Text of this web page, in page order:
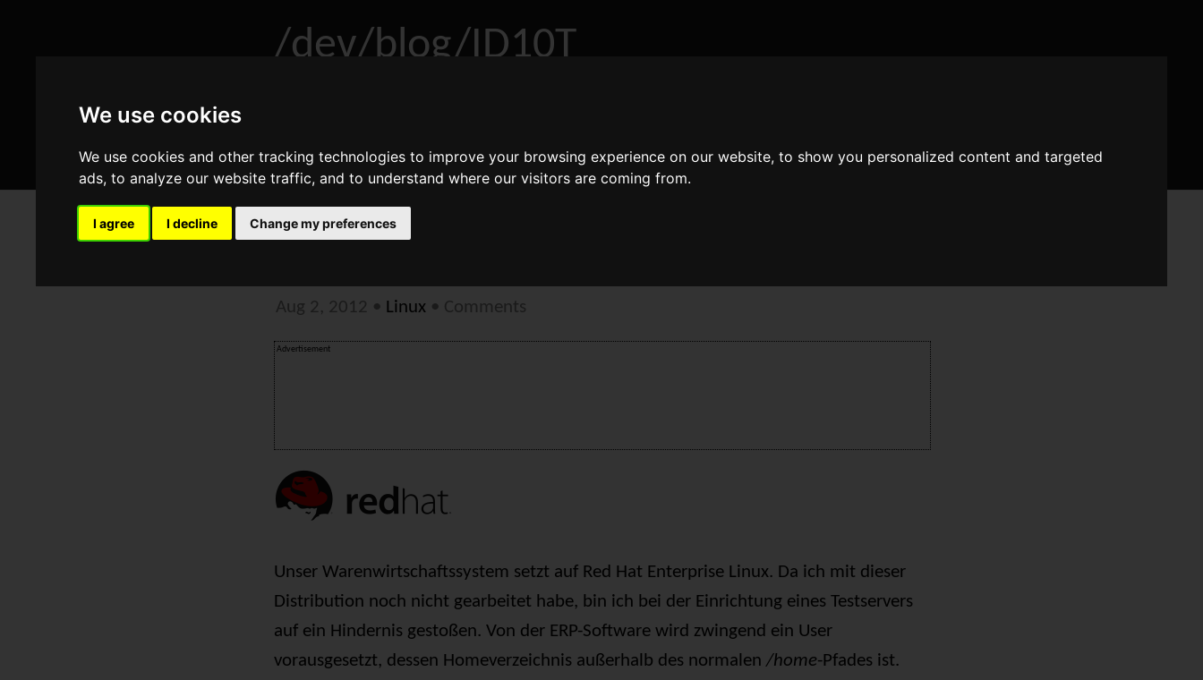
We use cookies
We use cookies and other tracking technologies to improve your browsing experience on our website, to show you personalized content and targeted
ads, to analyze our website traffic, and to understand where our visitors are coming from.
I agree I decline Change my preferences
/dev/blog/ID10T
RHEL: "Could not chdir to home directory"
Aug 2, 2012 • Linux • Comments
Advertisement
Unser Warenwirtschaftssystem setzt auf Red Hat Enterprise Linux. Da ich mit dieser
Distribution noch nicht gearbeitet habe, bin ich bei der Einrichtung eines Testservers
auf ein Hindernis gestoßen. Von der ERP-Software wird zwingend ein User
vorausgesetzt, dessen Homeverzeichnis außerhalb des normalen /home-Pfades ist.